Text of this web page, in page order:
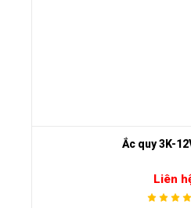
Ắc quy 3K-
Liên